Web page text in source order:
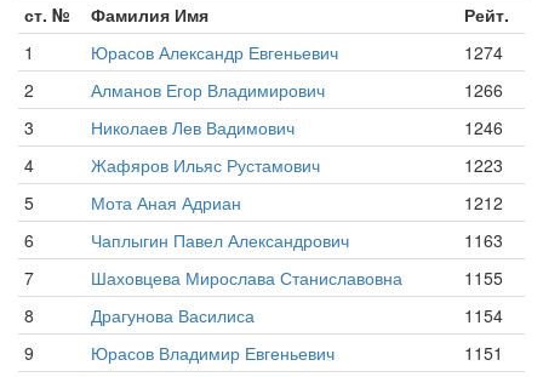
ст. № Фамилия Имя
Рейт.
1
Юрасов Александр Евгеньевич
1274
2
Алманов Егор Владимирович
1266
3
Николаев Лев Вадимович
1246
4
Жафяров Ильяс Рустамович
1223
5
Мота Аная Адриан
1212
6
Чаплыгин Павел Александрович
1163
7
Шаховцева Мирослава Станиславовна
1155
8
Драгунова Василиса
1154
9
Юрасов Владимир Евгеньевич
1151